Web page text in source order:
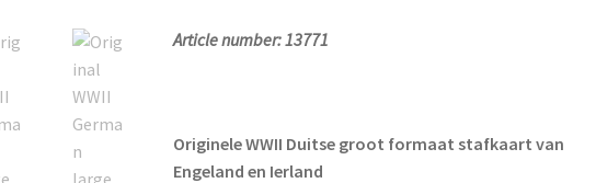
Article number: 13771
Originele WWII Duitse groot formaat stafkaart van
Engeland en Ierland